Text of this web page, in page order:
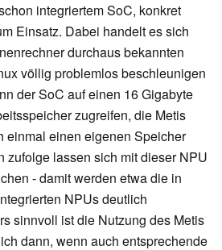
integriertem SoC, konkret
Einsatz. Dabei handelt es sich
durchaus bekannten
völlig problemlos beschleunigen
der SoC auf einen 16 Gigabyte
zugreifen, die Metis
einmal einen eigenen Speicher
zufolge lassen sich mit dieser NPU
- damit werden etwa die in
NPUs deutlich
sinnvoll ist die Nutzung des Metis
dann, wenn auch entsprechende